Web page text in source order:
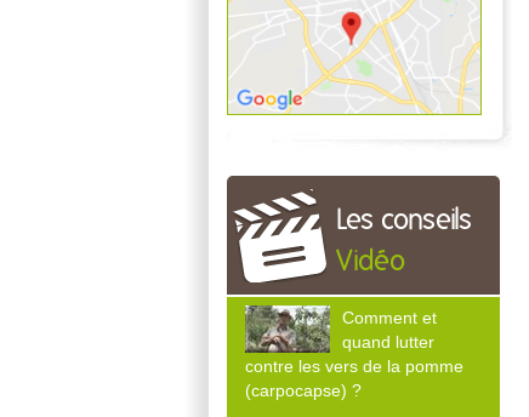
Les conseils
Vidéo
Comment et
quand lutter
contre les vers de la pomme
(carpocapse) ?